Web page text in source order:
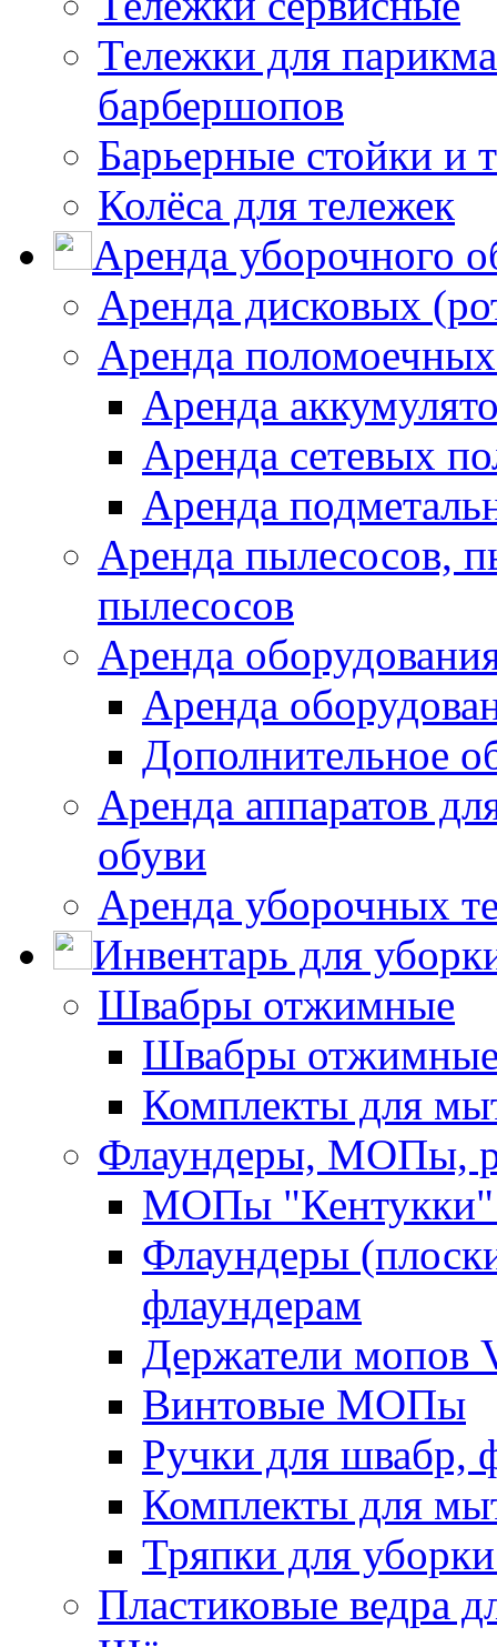
Тележки для
барбершопов
Барьерные стойки и
Колёса для тележек
Аренда уборочного
Аренда дисковых
Аренда
Аренда
Аренда сетевых
Аренда
Аренда пылесосов,
пылесосов
Аренда
Аренда
Дополнительное
Аренда аппаратов
обуви
Аренда уборочных
Инвентарь для
Швабры отжимные
Швабры
Комплекты для
Флаундеры, МОПы,
МОПы "Кентукки"
Флаундеры
флаундерам
Держатели мопов
Винтовые МОПы
Ручки для швабр,
Комплекты для
Тряпки для
Пластиковые ведра